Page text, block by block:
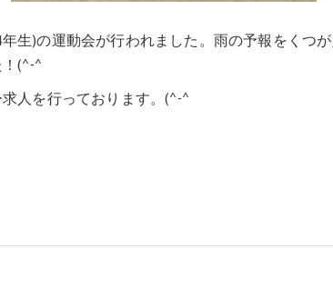
生)の運動会が行われました。雨の予報をくつ
(^-^ゞ
人を行っております。(^-^ゞ